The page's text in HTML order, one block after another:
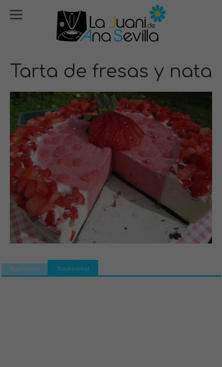
Tarta de fresas y nata
Thermomix Tradicional